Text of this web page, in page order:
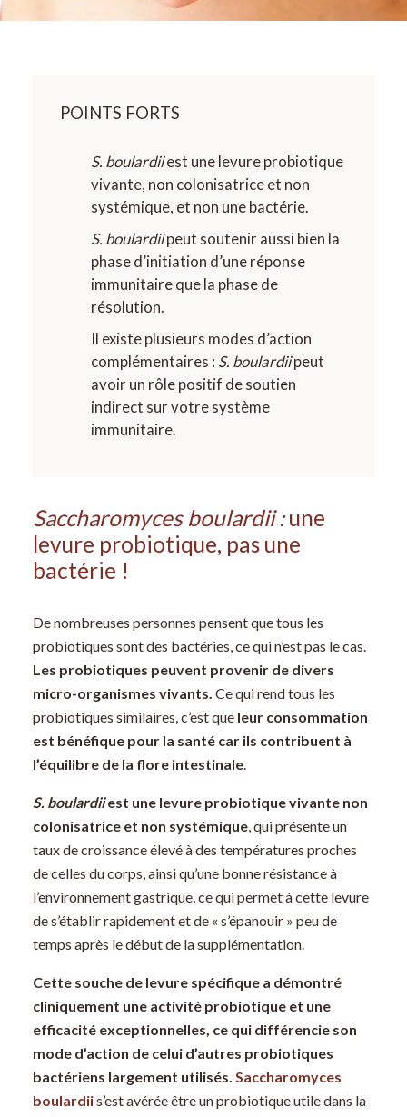
POINTS FORTS
S. boulardiiest une levure probiotique
vivante, non colonisatrice et non
systémique, et non une bactérie.
S. boulardiipeut soutenir aussi bien la
phase d’initiation d’une réponse
immunitaire que la phase de
résolution.
Il existe plusieurs modes d’action
complémentaires : S. boulardiipeut
avoir un rôle positif de soutien
indirect sur votre système
immunitaire.
Saccharomyces boulardii :une
levure probiotique, pas une
bactérie !
De nombreuses personnes pensent que tous les
probiotiques sont des bactéries, ce qui n’est pas le cas.
Les probiotiques peuvent provenir de divers
micro-organismes vivants. Ce qui rend tous les
probiotiques similaires, c’est que leur consommation
est bénéfique pour la santé car ils contribuent à
l’équilibre de la flore intestinale.
S. boulardiiest une levure probiotique vivante non
colonisatrice et non systémique, qui présente un
taux de croissance élevé à des températures proches
de celles du corps, ainsi qu’une bonne résistance à
l’environnement gastrique, ce qui permet à cette levure
de s’établir rapidement et de « s’épanouir » peu de
temps après le début de la supplémentation.
Cette souche de levure spécifique a démontré
cliniquement une activité probiotique et une
efficacité exceptionnelles, ce qui différencie son
mode d’action de celui d’autres probiotiques
bactériens largement utilisés. Saccharomyces
boulardiis’est avérée être un probiotique utile dans la